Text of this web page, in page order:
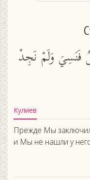
فَنَسِيَ وَلَمْ نَجِدْ
Кулиев
Прежде Мы
и Мы не нашли у